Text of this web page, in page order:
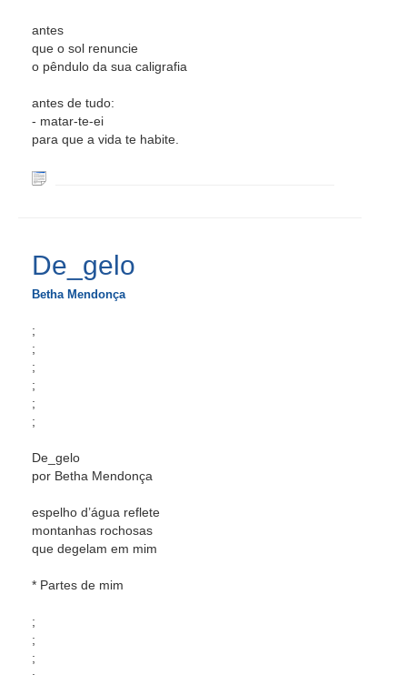
antes
que o sol renuncie
o pêndulo da sua caligrafia
antes de tudo:
- matar-te-ei
para que a vida te habite.
De_gelo
Betha Mendonça
;
;
;
;
;
;
De_gelo
por Betha Mendonça
espelho d’água reflete
montanhas rochosas
que degelam em mim
* Partes de mim
;
;
;